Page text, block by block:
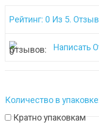
Рейтинг: 0 Из 5.
Написать
Количество в
Кратно упаковкам